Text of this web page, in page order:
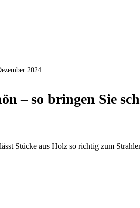
2024
– so bringen Sie
Stücke aus Holz so richtig zum